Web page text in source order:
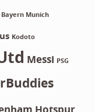
Bayern Munich
Kodoto
Messi PSG